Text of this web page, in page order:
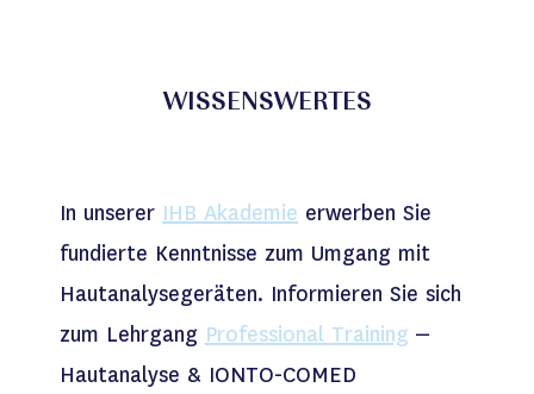
WISSENSWERTES
In unserer IHB Akademie erwerben Sie
fundierte Kenntnisse zum Umgang mit
Hautanalysegeräten. Informieren Sie sich
zum Lehrgang Professional Training –
Hautanalyse & IONTO-COMED